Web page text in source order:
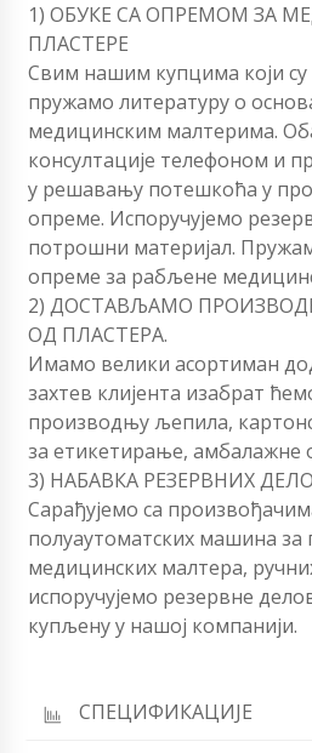
1) ОБУКЕ СА ОПРЕМОМ ЗА
ПЛАСТЕРЕ
Свим нашим купцима који
пружамо литературу о
медицинским малтерима.
консултације телефоном и
у решавању потешкоћа у
опреме. Испоручујемо
потрошни материјал.
опреме за рабљене
2) ДОСТАВЉАМО
ОД ПЛАСТЕРА.
Имамо велики асортиман
захтев клијента изабрат
производњу љепила,
за етикетирање, амбалажне
3) НАБАВКА РЕЗЕРВНИХ
Сарађујемо са
полуаутоматских машина
медицинских малтера,
испоручујемо резервне
купљену у нашој компанији.
СПЕЦИФИКАЦИЈЕ